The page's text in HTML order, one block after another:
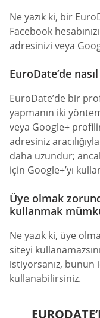
Ne yazık ki, bir
Facebook
adresinizi veya
EuroDate’de
EuroDate’de bir
yapmanın iki
veya Google+
adresiniz
daha uzundur;
için Google+’yı
Üye olmak
kullanmak
Ne yazık ki, üye
siteyi
istiyorsanız,
kullanabilirsiniz.